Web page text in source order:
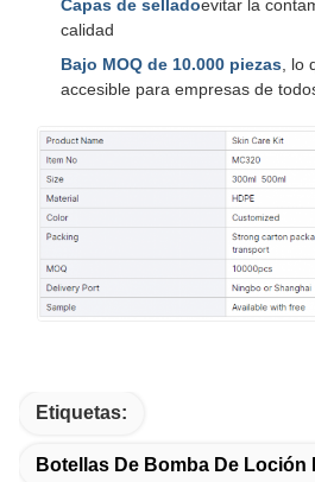
Capas de selladoevitar la
calidad
Bajo MOQ de 10.000 piezas ,
accesible para empresas de
Etiquetas:
Botellas De Bomba De Loción